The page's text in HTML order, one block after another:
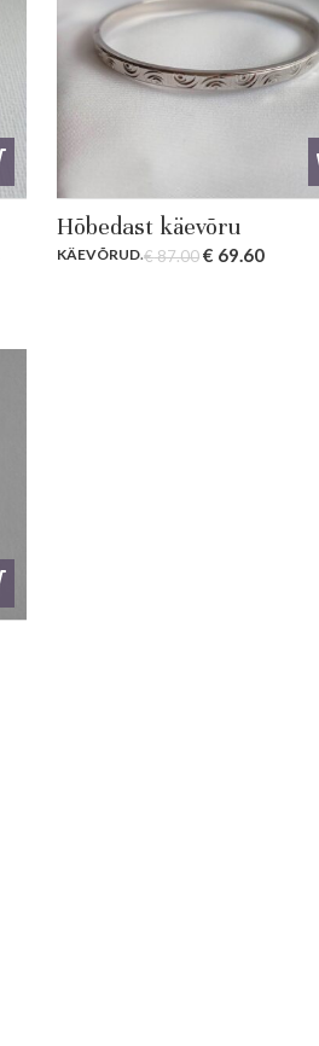
Hõbedast käevõru
KÄEVÕRUD.€87.00Original
€ 69.60